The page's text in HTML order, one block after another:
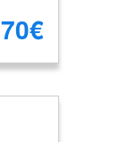
70€